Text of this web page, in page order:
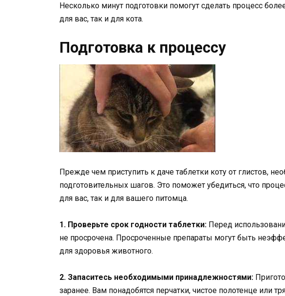
Несколько минут подготовки помогут сделать процесс
для вас, так и для кота.
Подготовка к процессу
Прежде чем приступить к даче таблетки коту от глистов,
подготовительных шагов. Это поможет убедиться, что
для вас, так и для вашего питомца.
1. Проверьте срок годности таблетки: Перед
не просрочена. Просроченные препараты могут быть
для здоровья животного.
2. Запаситесь необходимыми принадлежностями:
заранее. Вам понадобятся перчатки, чистое полотенце или